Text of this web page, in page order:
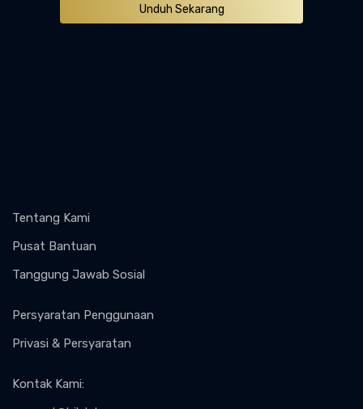
Unduh Sekarang
Tentang Kami
Pusat Bantuan
Tanggung Jawab Sosial
Persyaratan Penggunaan
Privasi & Persyaratan
Kontak Kami: